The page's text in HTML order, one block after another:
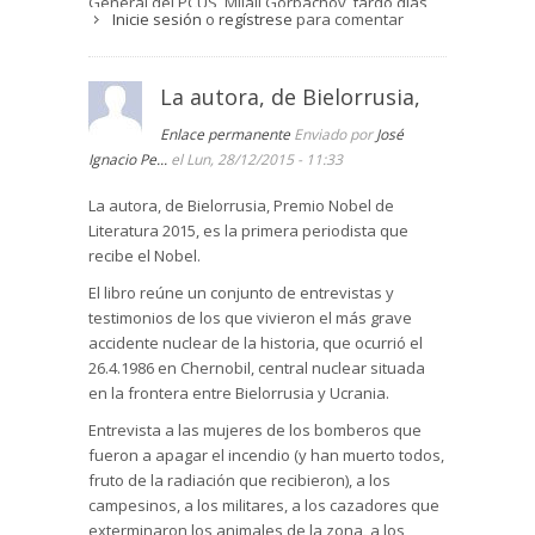
en comparecer ante los medios de comunicación
y cuando lo hizo fue para explicar que se había
producido un incendio en el reactor nuclear y
que se encontraba bajo control. Por su parte, los
mandos intermedios no tomaron iniciativas
hasta recibir órdenes de Moscú.
población. Algunas aldeas se evacuaron
afirmando que era por tres días, aunque la
evacuación fue definitiva. En otras, por el
contrario, se impidió que la población las
abandonase para no fomentar el pánico. Los
que hicieron advertencias sobre la gravedad de
la contaminación fueron tachados de alarmistas
y antisoviéticos. Los periódicos sólo informaban
principio, se dejó correr la especie de que se
trataba de un sabotaje provocado por los
enemigos de la URSS: norteamericanos y
alemanes.
Inicie sesión o regístrese para comentar
La autora, de Bielorrusia,
Enlace permanente Enviado porJosé
Ignacio Pe... el Lun, 28/12/2015 - 11:33
La autora, de Bielorrusia, Premio Nobel de
Literatura 2015, es la primera periodista que
recibe el Nobel.
El libro reúne un conjunto de entrevistas y
testimonios de los que vivieron el más grave
accidente nuclear de la historia, que ocurrió el
26.4.1986 en Chernobil, central nuclear situada
en la frontera entre Bielorrusia y Ucrania.
Entrevista a las mujeres de los bomberos que
fueron a apagar el incendio (y han muerto todos,
fruto de la radiación que recibieron), a los
campesinos, a los militares, a los cazadores que